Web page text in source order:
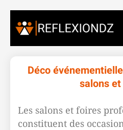
Déco
salons
Les salons et foires
constituent des